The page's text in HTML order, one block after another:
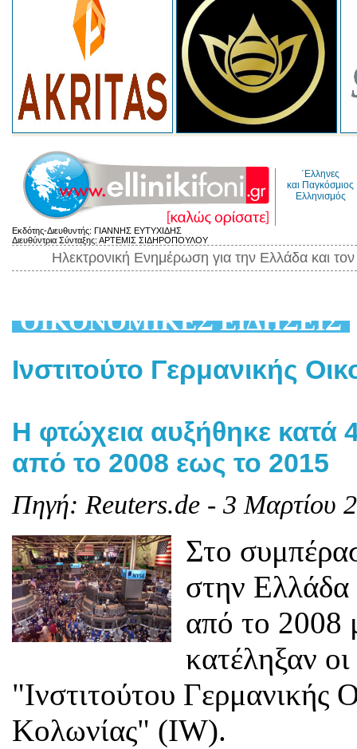
΄Ελληνες
και Παγκόσμιος
Ελληνισμός
Εκδότης-Διευθυντής: ΓΙΑΝΝΗΣ ΕΥΤΥΧΙΔΗΣ
Διευθύντρια Σύνταξης: ΑΡΤΕΜΙΣ ΣΙΔΗΡΟΠΟΥΛΟΥ
Ηλεκτρονική Ενημέρωση για την Ελλάδα και
ΟΙΚΟΝΟΜΙΚΕΣ ΕΙΔΗΣΕΙΣ
Ινστιτούτο Γερμανικής
Η φτώχεια αυξήθηκε κατά
από το 2008 εως το 2015
Πηγή: Reuters.de - 3 Μαρτίου
Στο
στην
από το 2008
κατέληξαν
"Ινστιτούτου Γερμανικής
Κολωνίας" (IW).